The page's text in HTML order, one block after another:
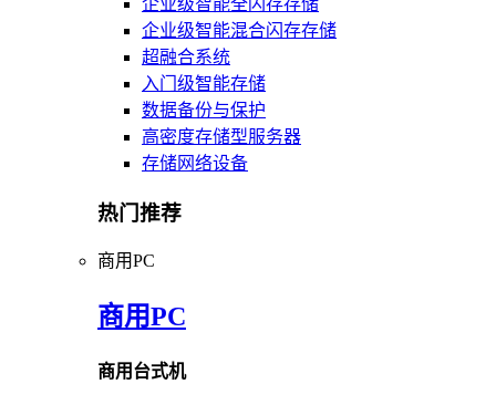
企业级智能混合闪存存储
超融合系统
入门级智能存储
数据备份与保护
高密度存储型服务器
存储网络设备
热门推荐
商用PC
商用PC
商用台式机